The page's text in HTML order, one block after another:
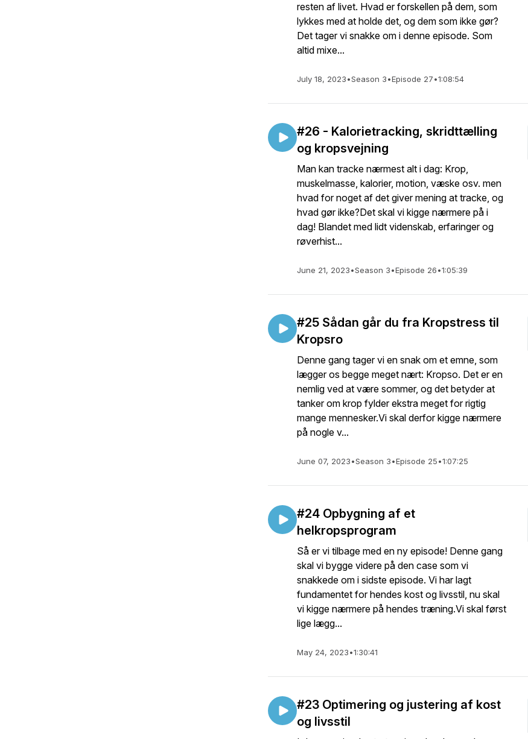
resten af livet. Hvad er forskellen på dem, som
lykkes med at holde det, og dem som ikke gør?
Det tager vi snakke om i denne episode. Som
altid mixe...
July 18, 2023•Season 3•Episode 27•1:08:54
#26 - Kalorietracking, skridttælling
og kropsvejning
Man kan tracke nærmest alt i dag: Krop,
muskelmasse, kalorier, motion, væske osv. men
hvad for noget af det giver mening at tracke, og
hvad gør ikke?Det skal vi kigge nærmere på i
dag! Blandet med lidt videnskab, erfaringer og
røverhist...
June 21, 2023•Season 3•Episode 26•1:05:39
#25 Sådan går du fra Kropstress til
Kropsro
Denne gang tager vi en snak om et emne, som
lægger os begge meget nært: Kropso. Det er en
nemlig ved at være sommer, og det betyder at
tanker om krop fylder ekstra meget for rigtig
mange mennesker.Vi skal derfor kigge nærmere
på nogle v...
June 07, 2023•Season 3•Episode 25•1:07:25
#24 Opbygning af et
helkropsprogram
Så er vi tilbage med en ny episode! Denne gang
skal vi bygge videre på den case som vi
snakkede om i sidste episode. Vi har lagt
fundamentet for hendes kost og livsstil, nu skal
vi kigge nærmere på hendes træning.Vi skal først
lige lægg...
May 24, 2023•1:30:41
#23 Optimering og justering af kost
og livsstil